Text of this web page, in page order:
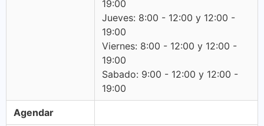
19:00
Jueves: 8:00 - 12:00 y 12:00 -
19:00
Viernes: 8:00 - 12:00 y 12:00 -
19:00
Sabado: 9:00 - 12:00 y 12:00 -
19:00
Agendar